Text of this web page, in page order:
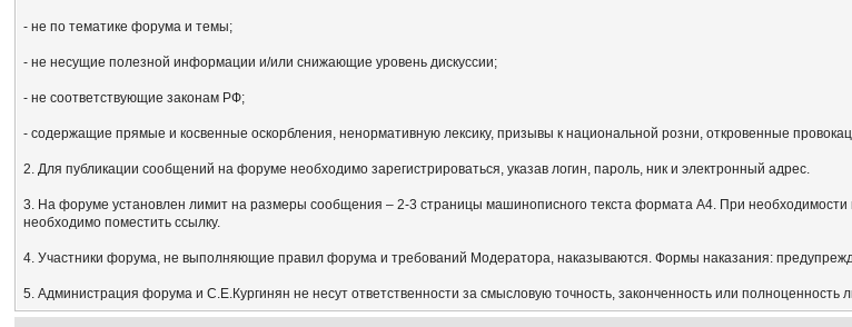
- не по тематике форума и темы;
- не несущие полезной информации и/или снижающие уровень дискуссии;
- не соответствующие законам РФ;
- содержащие прямые и косвенные оскорбления, ненормативную лексику, призывы к национальной розни, откровенные
2. Для публикации сообщений на форуме необходимо зарегистрироваться, указав логин, пароль, ник и электронный адрес.
3. На форуме установлен лимит на размеры сообщения – 2-3 страницы машинописного текста формата А4. При необходимости
необходимо поместить ссылку.
4. Участники форума, не выполняющие правил форума и требований Модератора, наказываются. Формы наказания:
5. Администрация форума и С.Е.Кургинян не несут ответственности за смысловую точность, законченность или полноценность